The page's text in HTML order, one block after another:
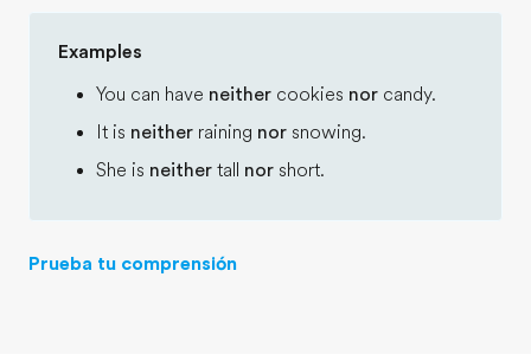
Examples
You can have neither cookies nor candy.
It is neither raining nor snowing.
She is neither tall nor short.
Prueba tu comprensión